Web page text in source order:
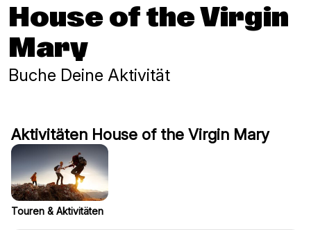
House of the Virgin
Mary
Buche Deine Aktivität
Aktivitäten House of the Virgin Mary
Touren & Aktivitäten